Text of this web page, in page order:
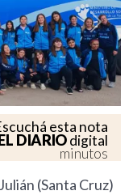
Next
esta nota
DIARIOdigital
minutos
(Santa Cruz)